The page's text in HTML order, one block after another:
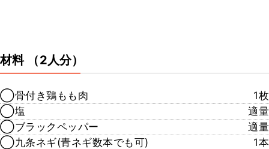
材料 （2人分）
◯骨付き鶏もも肉
1枚
◯塩
適量
◯ブラックペッパー
適量
◯九条ネギ(青ネギ数本でも可)
1本